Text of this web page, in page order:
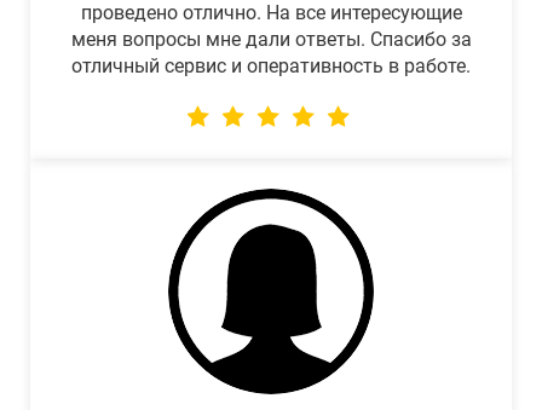
проведено отлично. На все интересующие
меня вопросы мне дали ответы. Спасибо за
отличный сервис и оперативность в работе.